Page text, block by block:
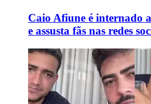
Caio Afiune é internado
e assusta fãs nas redes